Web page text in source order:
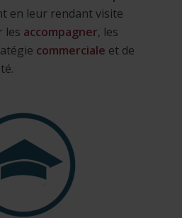
en leur rendant visite
les accompagner, les
commerciale et de